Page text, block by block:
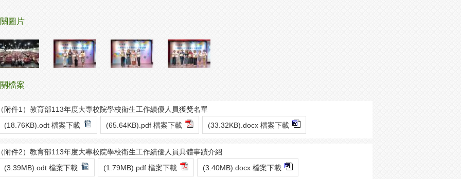
圖片
檔案
附件1）教育部113年度大專校院學校衛生工作績優人員獲獎名單
(18.76KB).odt 檔案下載
(65.64KB).pdf 檔案下載 (33.32KB).docx 檔案下載
附件2）教育部113年度大專校院學校衛生工作績優人員具體事蹟介紹
(3.39MB).odt 檔案下載
(1.79MB).pdf 檔案下載 (3.40MB).docx 檔案下載